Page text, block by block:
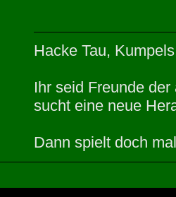
Hacke Tau,
Ihr seid Freunde
sucht eine neue
Dann spielt doch